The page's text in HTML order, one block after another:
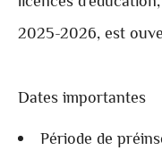
2025-2026, est
Dates importantes
Période de